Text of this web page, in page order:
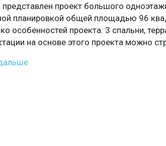
проект большого
планировкой общей площадью 96
особенностей проекта: 3 спальни,
на основе этого проекта можно